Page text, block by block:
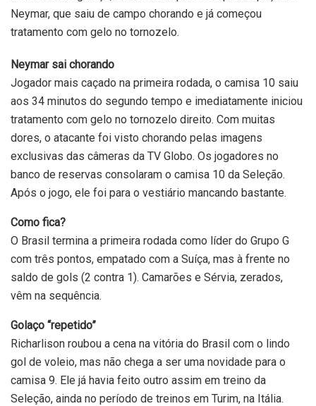
Neymar, que saiu de campo chorando e já começou
tratamento com gelo no tornozelo.
Neymar sai chorando
Jogador mais caçado na primeira rodada, o camisa 10 saiu
aos 34 minutos do segundo tempo e imediatamente iniciou
tratamento com gelo no tornozelo direito. Com muitas
dores, o atacante foi visto chorando pelas imagens
exclusivas das câmeras da TV Globo. Os jogadores no
banco de reservas consolaram o camisa 10 da Seleção.
Após o jogo, ele foi para o vestiário mancando bastante.
Como fica?
O Brasil termina a primeira rodada como líder do Grupo G
com três pontos, empatado com a Suíça, mas à frente no
saldo de gols (2 contra 1). Camarões e Sérvia, zerados,
vêm na sequência.
Golaço “repetido”
Richarlison roubou a cena na vitória do Brasil com o lindo
gol de voleio, mas não chega a ser uma novidade para o
camisa 9. Ele já havia feito outro assim em treino da
Seleção, ainda no período de treinos em Turim, na Itália.